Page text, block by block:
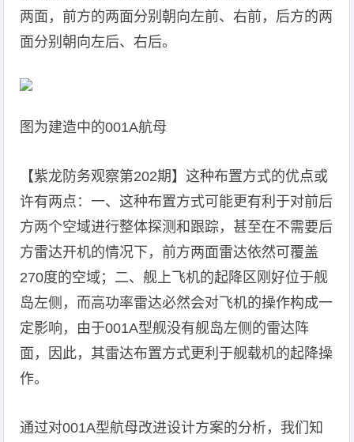
两面，前方的两面分别朝向左前、右前，后方的两
面分别朝向左后、右后。
图为建造中的001A航母
【紫龙防务观察第202期】这种布置方式的优点或
许有两点：一、这种布置方式可能更有利于对前后
方两个空域进行整体探测和跟踪，甚至在不需要后
方雷达开机的情况下，前方两面雷达依然可覆盖
270度的空域；二、舰上飞机的起降区刚好位于舰
岛左侧，而高功率雷达必然会对飞机的操作构成一
定影响，由于001A型舰没有舰岛左侧的雷达阵
面，因此，其雷达布置方式更利于舰载机的起降操
作。
通过对001A型航母改进设计方案的分析，我们知